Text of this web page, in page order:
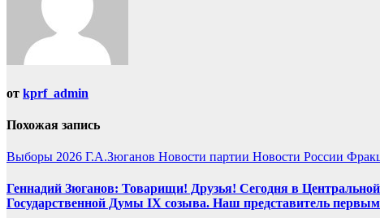
от kprf_admin
Похожая запись
Выборы 2026 Г.А.Зюганов Новости партии Новости России
Геннадий Зюганов: Товарищи! Друзья! Сегодня в
Государственной Думы IX созыва. Наш представитель